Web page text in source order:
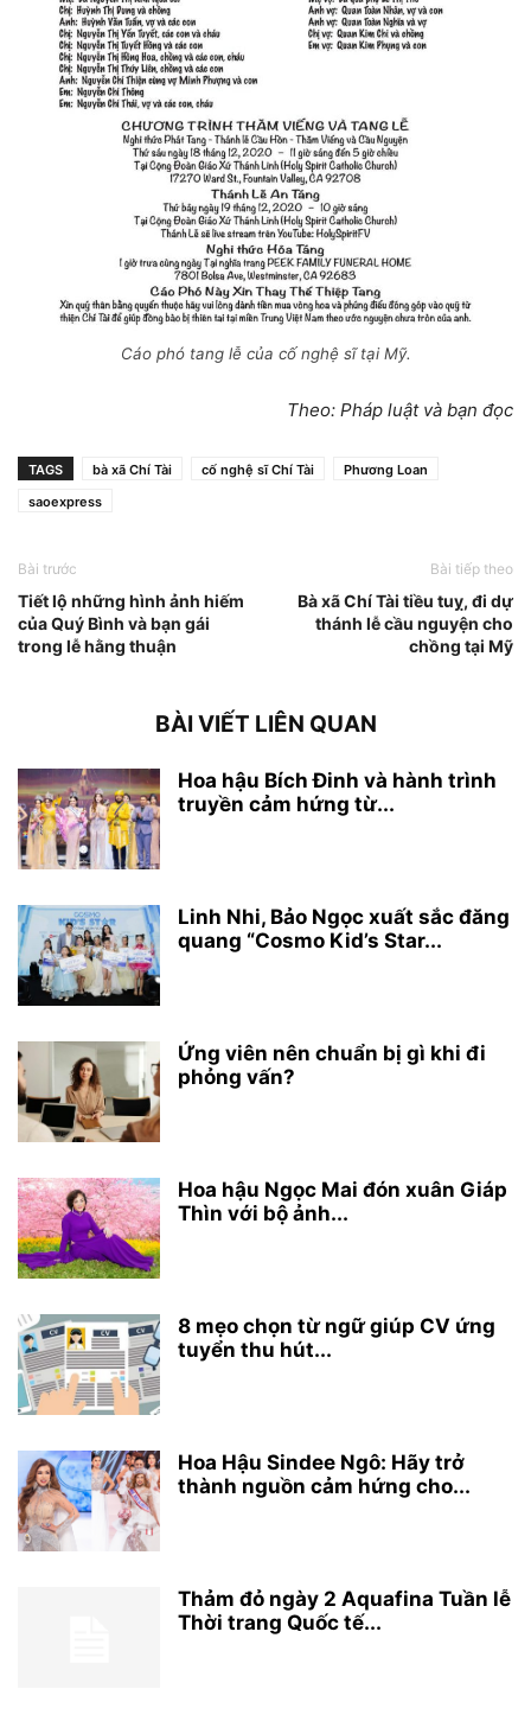
Cáo phó tang lễ của cố nghệ sĩ tại Mỹ.
Theo: Pháp luật và bạn đọc
TAGS bà xã Chí Tài cố nghệ sĩ Chí Tài
Phương Loan
saoexpress
Bài trước
Tiết lộ những hình ảnh hiếm
của Quý Bình và bạn gái
trong lễ hằng thuận
Bài tiếp theo
Bà xã Chí Tài tiều tuỵ, đi dự
thánh lễ cầu nguyện cho
chồng tại Mỹ
BÀI VIẾT LIÊN QUAN
Hoa hậu Bích Đinh và hành trình
truyền cảm hứng từ...
Linh Nhi, Bảo Ngọc xuất sắc đăng
quang “Cosmo Kid’s Star...
Ứng viên nên chuẩn bị gì khi đi
phỏng vấn?
Hoa hậu Ngọc Mai đón xuân Giáp
Thìn với bộ ảnh...
8 mẹo chọn từ ngữ giúp CV ứng
tuyển thu hút...
Hoa Hậu Sindee Ngô: Hãy trở
thành nguồn cảm hứng cho...
Thảm đỏ ngày 2 Aquafina Tuần lễ
Thời trang Quốc tế...